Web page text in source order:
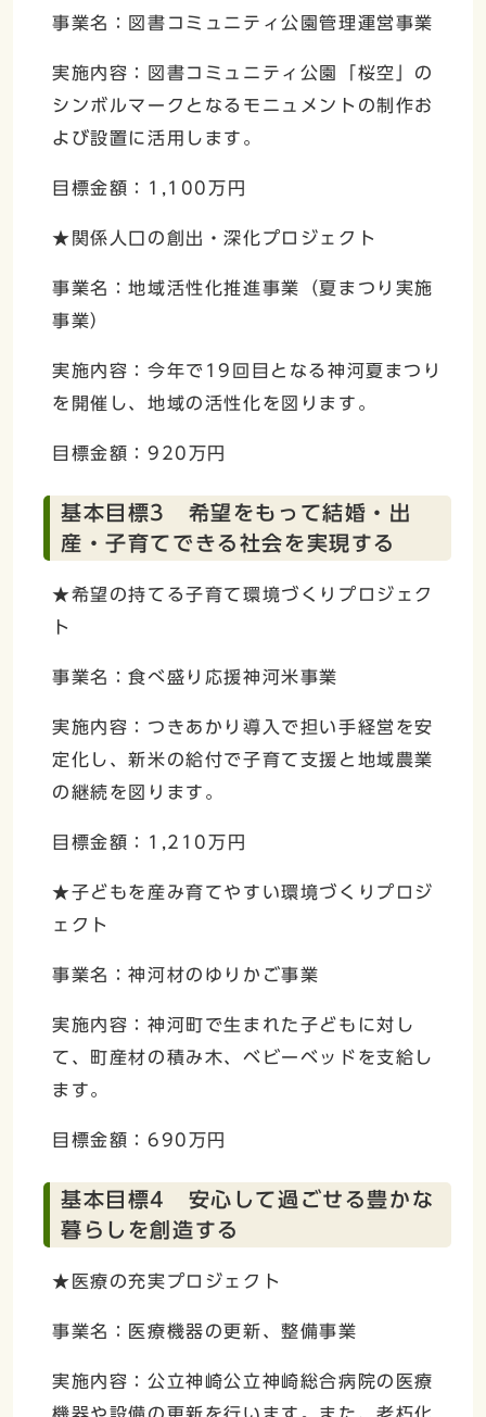
事業名：図書コミュニティ公園管理運営事業
実施内容：図書コミュニティ公園「桜空」の
シンボルマークとなるモニュメントの制作お
よび設置に活用します。
目標金額：1,100万円
★関係人口の創出・深化プロジェクト
事業名：地域活性化推進事業（夏まつり実施
事業）
実施内容：今年で19回目となる神河夏まつり
を開催し、地域の活性化を図ります。
目標金額：920万円
基本目標3 希望をもって結婚・出
産・子育てできる社会を実現する
★希望の持てる子育て環境づくりプロジェク
ト
事業名：食べ盛り応援神河米事業
実施内容：つきあかり導入で担い手経営を安
定化し、新米の給付で子育て支援と地域農業
の継続を図ります。
目標金額：1,210万円
★子どもを産み育てやすい環境づくりプロジ
ェクト
事業名：神河材のゆりかご事業
実施内容：神河町で生まれた子どもに対し
て、町産材の積み木、ベビーベッドを支給し
ます。
目標金額：690万円
基本目標4 安心して過ごせる豊かな
暮らしを創造する
★医療の充実プロジェクト
事業名：医療機器の更新、整備事業
実施内容：公立神崎公立神崎総合病院の医療
機器や設備の更新を行います。また、老朽化